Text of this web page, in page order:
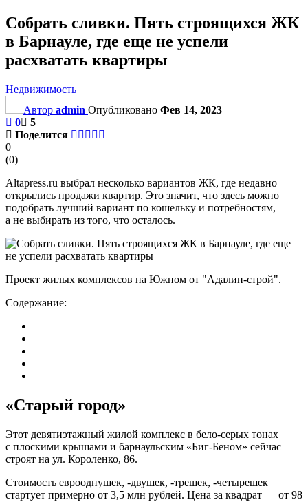
Собрать сливки. Пять строящихся ЖК
в Барнауле, где еще не успели
расхватать квартиры
Недвижимость
Автор admin Опубликовано Фев 14, 2023
0
5
Поделится
0
(0)
Altapress.ru выбрал несколько вариантов ЖК, где недавно
открылись продажи квартир. Это значит, что здесь можно
подобрать лучший вариант по кошельку и потребностям,
а не выбирать из того, что осталось.
Проект жилых комплексов на Южном от "Адалин-строй".
Содержание:
«Старый город»
Этот девятиэтажный жилой комплекс в бело-серых тонах
с плоскими крышами и барнаульским «Биг-Беном» сейчас
строят на ул. Короленко, 86.
Стоимость еврооднушек, -двушек, -трешек, -четырешек
стартует примерно от 3,5 млн рублей. Цена за квадрат — от 98